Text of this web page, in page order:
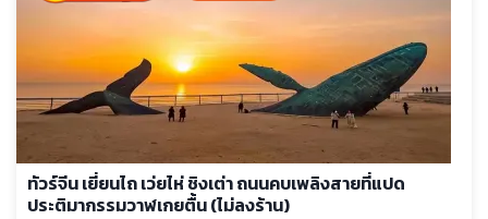
ทัวร์จีน เยี่ยนไถ เว่ยไห่ ชิงเต่า ถนนคบเพลิงสายที่แปด
ประติมากรรมวาฬเกยตื้น (ไม่ลงร้าน)